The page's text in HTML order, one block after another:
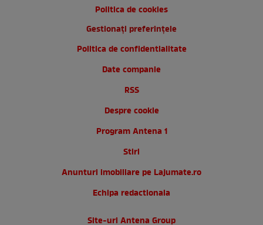
Politica de cookies
Gestionați preferințele
Politica de confidentialitate
Date companie
RSS
Despre cookie
Program Antena 1
Stiri
Anunturi imobiliare pe Lajumate.ro
Echipa redactionala
Site-uri Antena Group